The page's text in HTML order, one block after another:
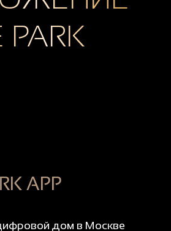
PARK
APP
дом в Москве